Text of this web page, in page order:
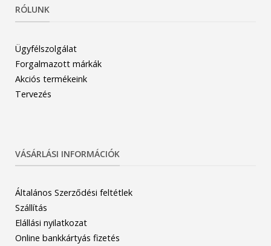
RÓLUNK
Ügyfélszolgálat
Forgalmazott márkák
Akciós termékeink
Tervezés
VÁSÁRLÁSI INFORMÁCIÓK
Általános Szerződési feltétlek
Szállítás
Elállási nyilatkozat
Online bankkártyás fizetés